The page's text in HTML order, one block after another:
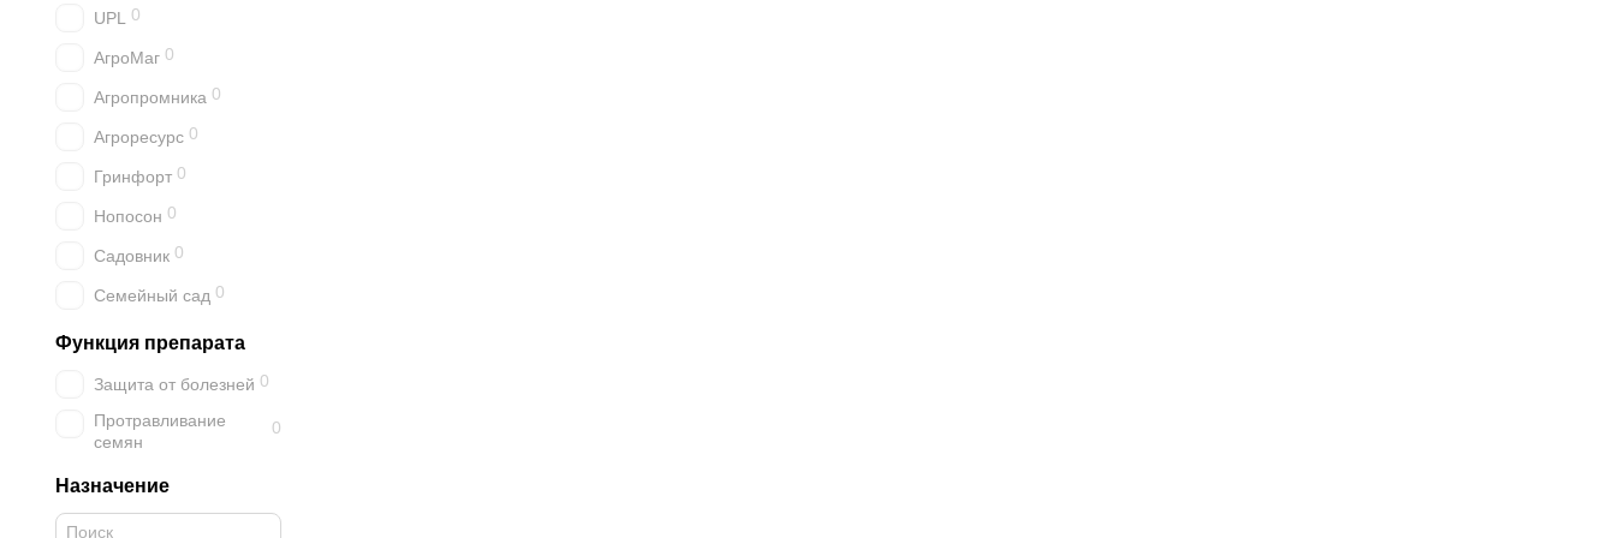
UPL 0
АгроМаг 0
Агропромника 0
Агроресурс 0
Гринфорт 0
Нопосон 0
Садовник 0
Семейный сад 0
Функция препарата
Защита от болезней 0
Протравливание
семян
0
Назначение